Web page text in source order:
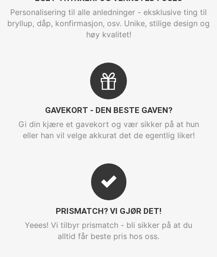
Personalisering til alle anledninger - eksklusive ting til
bryllup, dåp, konfirmasjon, osv. Unike, stilige design og
høy kvalitet!
GAVEKORT - DEN BESTE GAVEN?
Gi din kjære et gavekort og vær sikker på at hun
eller han vil velge akkurat det de egentlig liker!
PRISMATCH? VI GJØR DET!
Yeees! Vi tilbyr prismatch - bli sikker på at du
alltid får beste pris hos oss.